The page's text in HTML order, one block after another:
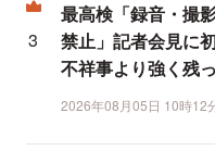
最高検「録音・撮
禁止」記者会見に
不祥事より強く残
2026年08月05日 10時12